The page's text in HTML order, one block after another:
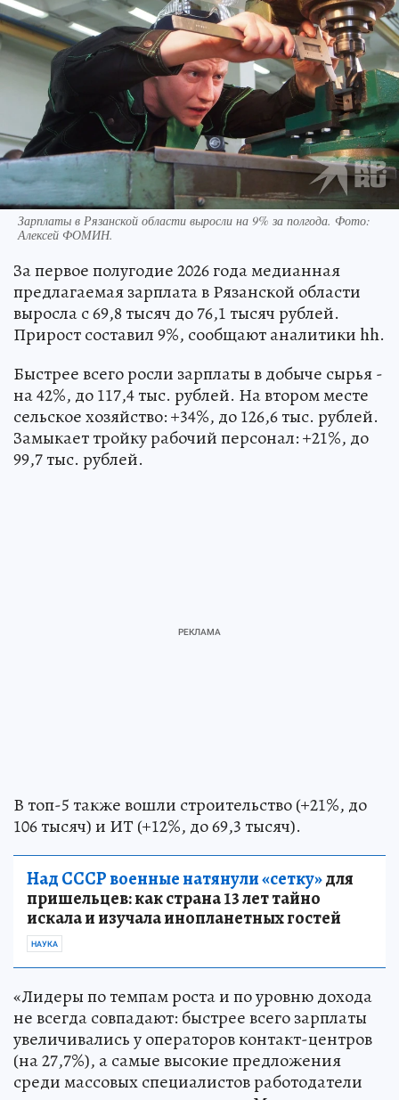
Зарплаты в Рязанской области выросли на 9% за полгода. Фото:
Алексей ФОМИН.
За первое полугодие 2026 года медианная
предлагаемая зарплата в Рязанской области
выросла с 69,8 тысяч до 76,1 тысяч рублей.
Прирост составил 9%, сообщают аналитики hh.
Быстрее всего росли зарплаты в добыче сырья -
на 42%, до 117,4 тыс. рублей. На втором месте
сельское хозяйство: +34%, до 126,6 тыс. рублей.
Замыкает тройку рабочий персонал: +21%, до
99,7 тыс. рублей.
В топ-5 также вошли строительство (+21%, до
106 тысяч) и ИТ (+12%, до 69,3 тысяч).
Над СССР военные натянули «сетку»для
пришельцев: как страна 13 лет тайно
искала и изучала инопланетных гостей
НАУКА
«Лидеры по темпам роста и по уровню дохода
не всегда совпадают: быстрее всего зарплаты
увеличивались у операторов контакт-центров
(на 27,7%), а самые высокие предложения
среди массовых специалистов работодатели